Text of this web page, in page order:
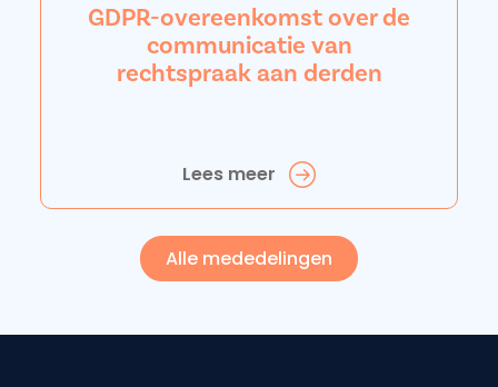
GDPR-overeenkomst over de
communicatie van
rechtspraak aan derden
Lees meer
Alle mededelingen